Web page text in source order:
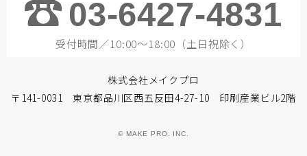
03-6427-4831
受付時間／10:00～18:00（土日祝除く）
株式会社メイクプロ
〒141-0031 東京都品川区西五反田4-27-10 印刷産業ビル2階
© MAKE PRO. INC.